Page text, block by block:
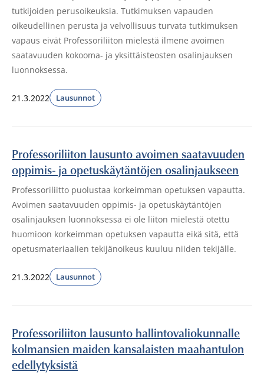
tutkijoiden perusoikeuksia. Tutkimuksen vapauden
oikeudellinen perusta ja velvollisuus turvata tutkimuksen
vapaus eivät Professoriliiton mielestä ilmene avoimen
saatavuuden kokooma- ja yksittäisteosten osalinjauksen
luonnoksessa.
21.3.2022 Lausunnot
Professoriliiton lausunto avoimen saatavuuden
oppimis- ja opetuskäytäntöjen osalinjaukseen
Professoriliitto puolustaa korkeimman opetuksen vapautta.
Avoimen saatavuuden oppimis- ja opetuskäytäntöjen
osalinjauksen luonnoksessa ei ole liiton mielestä otettu
huomioon korkeimman opetuksen vapautta eikä sitä, että
opetusmateriaalien tekijänoikeus kuuluu niiden tekijälle.
21.3.2022 Lausunnot
Professoriliiton lausunto hallintovaliokunnalle
kolmansien maiden kansalaisten maahantulon
edellytyksistä